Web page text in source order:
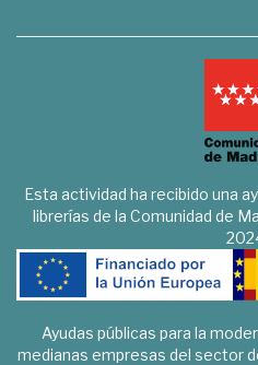
Esta actividad ha recibido una
librerías de la Comunidad de
Ayudas públicas para la
medianas empresas del sector